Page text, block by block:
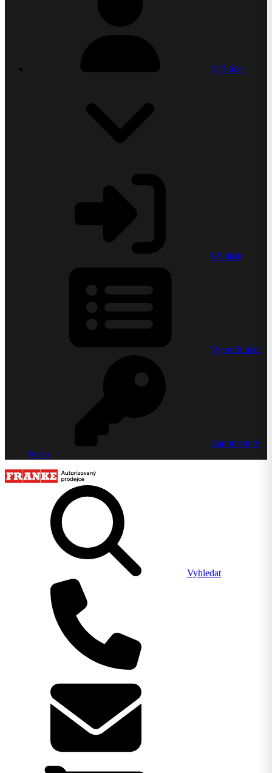
Váš účet
Přihlásit
Vytvořit účet
Zapomenuté
heslo
Vyhledat